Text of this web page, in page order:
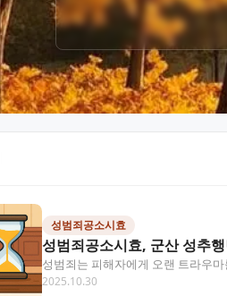
성범죄공소시효
성범죄공소시효, 군산 성추
성범죄는 피해자에게 오랜 트라우
있어요. 이 글에서는 성범…
2025.10.30